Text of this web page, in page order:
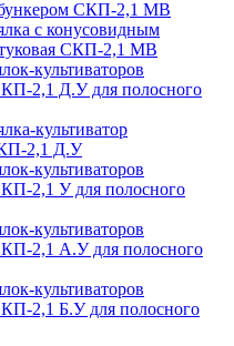
СКП-2,1 МВ
с конусовидным
СКП-2,1 МВ
культиваторов
2,1 Д.У для полосного
культиватор
2,1 Д.У
культиваторов
2,1 У для полосного
культиваторов
2,1 А.У для полосного
культиваторов
2,1 Б.У для полосного